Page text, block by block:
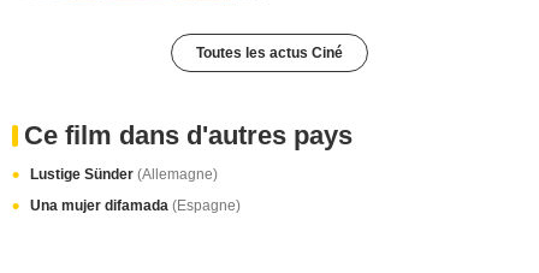
Toutes les actus Ciné
Ce film dans d'autres pays
Lustige Sünder (Allemagne)
Una mujer difamada (Espagne)